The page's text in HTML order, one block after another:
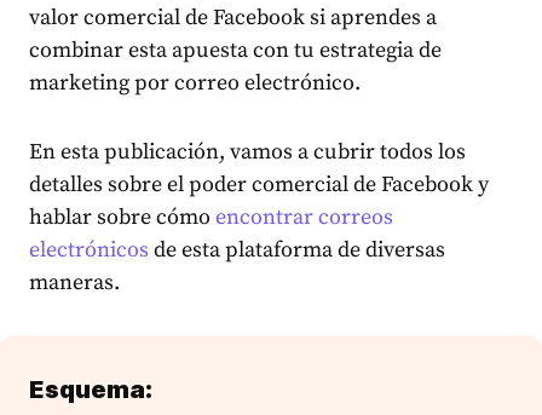
valor comercial de Facebook si aprendes a
combinar esta apuesta con tu estrategia de
marketing por correo electrónico.
En esta publicación, vamos a cubrir todos los
detalles sobre el poder comercial de Facebook y
hablar sobre cómo encontrar correos
electrónicos de esta plataforma de diversas
maneras.
Esquema: